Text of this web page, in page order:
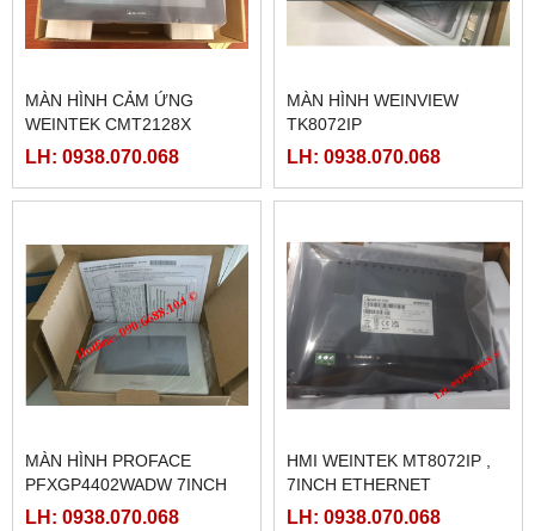
MÀN HÌNH CẢM ỨNG
WEINTEK CMT2128X
LH: 0938.070.068
MÀN HÌNH WEINVIEW
TK8072IP
LH: 0938.070.068
MÀN HÌNH PROFACE
PFXGP4402WADW 7INCH
LH: 0938.070.068
HMI WEINTEK MT8072IP ,
7INCH ETHERNET
LH: 0938.070.068